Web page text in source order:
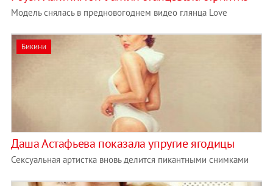
Модель снялась в предновогоднем видео глянца Love
Бикини
Даша Астафьева показала упругие ягодицы
Сексуальная артистка вновь делится пикантными снимками